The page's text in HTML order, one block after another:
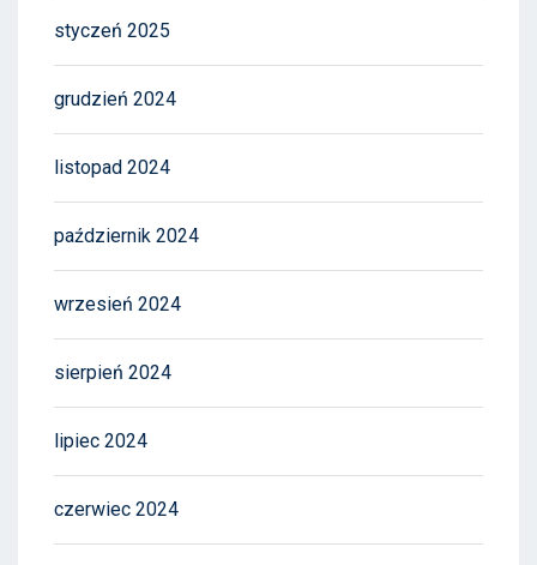
styczeń 2025
grudzień 2024
listopad 2024
październik 2024
wrzesień 2024
sierpień 2024
lipiec 2024
czerwiec 2024